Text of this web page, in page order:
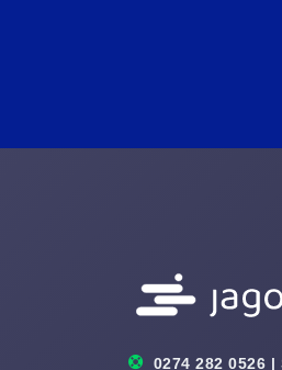
0274 282 0526 |